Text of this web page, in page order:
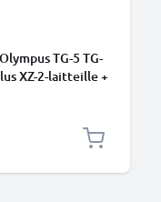
TG-5 TG-
XZ-2-laitteille +